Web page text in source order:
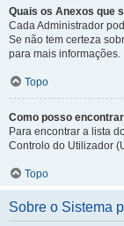
Quais os Anexos que
Cada Administrador
Se não tem certeza
para mais informações.
Topo
Como posso
Para encontrar a lista
Controlo do Utilizador
Topo
Sobre o Sistema